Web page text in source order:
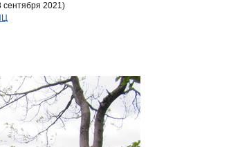
сентября 2021)